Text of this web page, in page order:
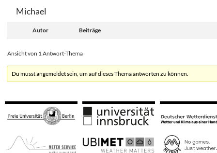
Michael
Autor Beiträge
Ansicht von 1 Antwort-Thema
Du musst angemeldet sein, um auf dieses Thema antworten zu können.